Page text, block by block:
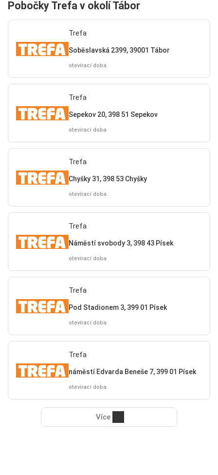
Pobočky Trefa v okolí Tábor
Trefa
Soběslavská 2399, 39001 Tábor
otevírací doba
Trefa
Sepekov 20, 398 51 Sepekov
otevírací doba
Trefa
Chyšky 31, 398 53 Chyšky
otevírací doba
Trefa
Náměstí svobody 3, 398 43 Písek
otevírací doba
Trefa
Pod Stadionem 3, 399 01 Písek
otevírací doba
Trefa
náměstí Edvarda Beneše 7, 399 01 Písek
otevírací doba
Více